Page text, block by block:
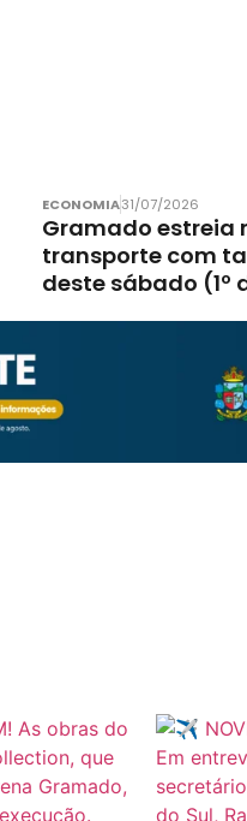
ECONOMIA31/07/2026
Gramado estreia
transporte com
deste sábado (1º